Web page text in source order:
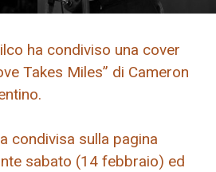
ha condiviso una cover
Takes Miles” di Cameron
condivisa sulla pagina
sabato (14 febbraio) ed